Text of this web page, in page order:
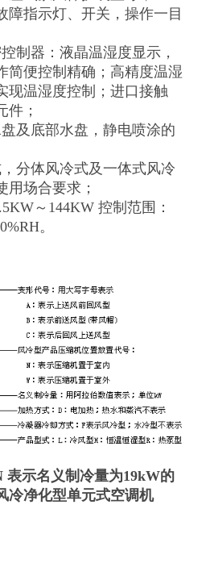
障指示灯、开关，操作一目
制器：液晶温湿度显示，
简便控制精确；高精度温湿
现温湿度控制；进口接触
件；
及底部水盘，静电喷涂的
分体风冷式及一体式风冷
用场合要求；
～144KW 控制范围：
。
表示名义制冷量为19kW的
冷净化型单元式空调机